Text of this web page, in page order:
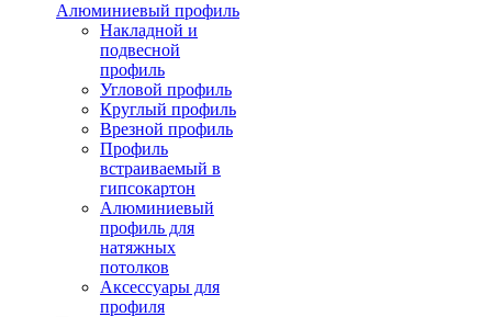
Алюминиевый профиль
Накладной и
подвесной
профиль
Угловой профиль
Круглый профиль
Врезной профиль
Профиль
встраиваемый в
гипсокартон
Алюминиевый
профиль для
натяжных
потолков
Аксессуары для
профиля